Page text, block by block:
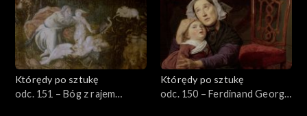
Którędy po sztukę
odc. 151 – Bóg z rajem
Którędy po sztukę
odc. 150 – Ferdinand Georg